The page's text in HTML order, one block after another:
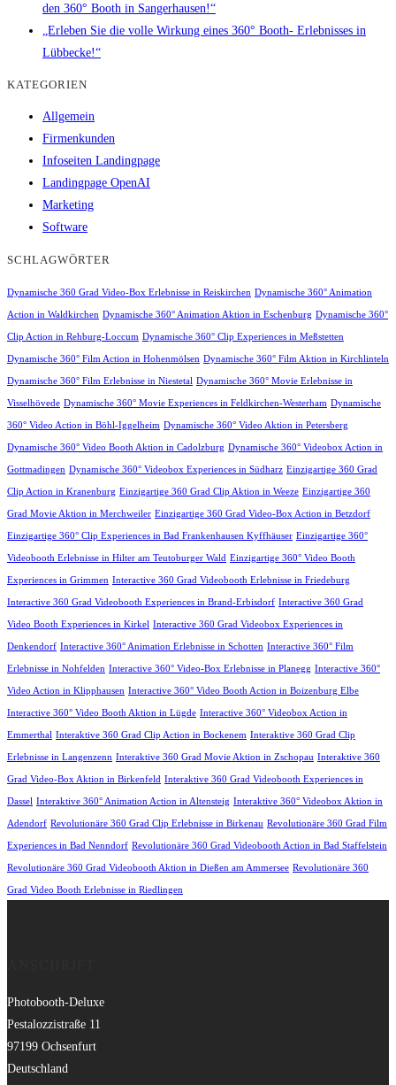
den 360° Booth in Sangerhausen!“
„Erleben Sie die volle Wirkung eines 360° Booth- Erlebnisses in
Lübbecke!“
KATEGORIEN
Allgemein
Firmenkunden
Infoseiten Landingpage
Landingpage OpenAI
Marketing
Software
SCHLAGWÖRTER
Dynamische 360 Grad Video-Box Erlebnisse in Reiskirchen Dynamische 360° Animation
Action in Waldkirchen Dynamische 360° Animation Aktion in Eschenburg Dynamische 360°
Clip Action in Rehburg-Loccum Dynamische 360° Clip Experiences in Meßstetten
Dynamische 360° Film Action in Hohenmölsen Dynamische 360° Film Aktion in Kirchlinteln
Dynamische 360° Film Erlebnisse in Niestetal Dynamische 360° Movie Erlebnisse in
Visselhövede Dynamische 360° Movie Experiences in Feldkirchen-Westerham Dynamische
360° Video Action in Böhl-Iggelheim Dynamische 360° Video Aktion in Petersberg
Dynamische 360° Video Booth Aktion in Cadolzburg Dynamische 360° Videobox Action in
Gottmadingen Dynamische 360° Videobox Experiences in Südharz Einzigartige 360 Grad
Clip Action in Kranenburg Einzigartige 360 Grad Clip Aktion in Weeze Einzigartige 360
Grad Movie Aktion in Merchweiler Einzigartige 360 Grad Video-Box Action in Betzdorf
Einzigartige 360° Clip Experiences in Bad Frankenhausen Kyffhäuser Einzigartige 360°
Videobooth Erlebnisse in Hilter am Teutoburger Wald Einzigartige 360° Video Booth
Experiences in Grimmen Interactive 360 Grad Videobooth Erlebnisse in Friedeburg
Interactive 360 Grad Videobooth Experiences in Brand-Erbisdorf Interactive 360 Grad
Video Booth Experiences in Kirkel Interactive 360 Grad Videobox Experiences in
Denkendorf Interactive 360° Animation Erlebnisse in Schotten Interactive 360° Film
Erlebnisse in Nohfelden Interactive 360° Video-Box Erlebnisse in Planegg Interactive 360°
Video Action in Klipphausen Interactive 360° Video Booth Action in Boizenburg Elbe
Interactive 360° Video Booth Aktion in Lügde Interactive 360° Videobox Action in
Emmerthal Interaktive 360 Grad Clip Action in Bockenem Interaktive 360 Grad Clip
Erlebnisse in Langenzenn Interaktive 360 Grad Movie Aktion in Zschopau Interaktive 360
Grad Video-Box Aktion in Birkenfeld Interaktive 360 Grad Videobooth Experiences in
Dassel Interaktive 360° Animation Action in Altensteig Interaktive 360° Videobox Aktion in
Adendorf Revolutionäre 360 Grad Clip Erlebnisse in Birkenau Revolutionäre 360 Grad Film
Experiences in Bad Nenndorf Revolutionäre 360 Grad Videobooth Action in Bad Staffelstein
Revolutionäre 360 Grad Videobooth Aktion in Dießen am Ammersee Revolutionäre 360
Grad Video Booth Erlebnisse in Riedlingen
Photobooth-Deluxe
Pestalozzistraße 11
97199 Ochsenfurt
Deutschland